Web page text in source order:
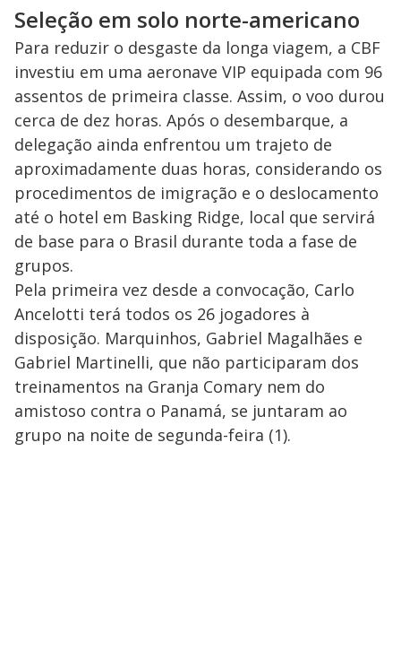
Seleção em solo norte-americano
Para reduzir o desgaste da longa viagem, a CBF
investiu em uma aeronave VIP equipada com 96
assentos de primeira classe. Assim, o voo durou
cerca de dez horas. Após o desembarque, a
delegação ainda enfrentou um trajeto de
aproximadamente duas horas, considerando os
procedimentos de imigração e o deslocamento
até o hotel em Basking Ridge, local que servirá
de base para o Brasil durante toda a fase de
grupos.
Pela primeira vez desde a convocação, Carlo
Ancelotti terá todos os 26 jogadores à
disposição. Marquinhos, Gabriel Magalhães e
Gabriel Martinelli, que não participaram dos
treinamentos na Granja Comary nem do
amistoso contra o Panamá, se juntaram ao
grupo na noite de segunda-feira (1).